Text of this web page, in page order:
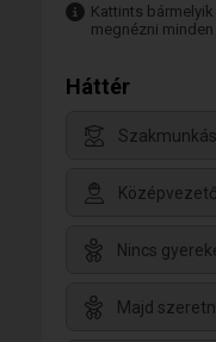
Kattints
megnézni
Háttér
Nincs
Majd